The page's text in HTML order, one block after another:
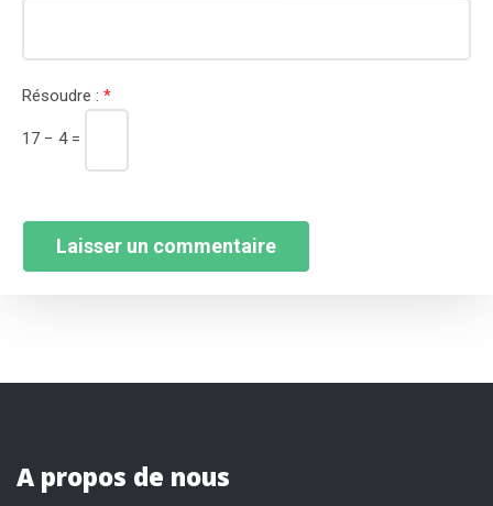
Résoudre : *
17 − 4 =
A propos de nous